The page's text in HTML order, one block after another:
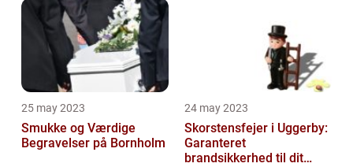
25 may 2023
Smukke og Værdige
Begravelser på Bornholm
24 may 2023
Skorstensfejer i Uggerby:
Garanteret
brandsikkerhed til dit